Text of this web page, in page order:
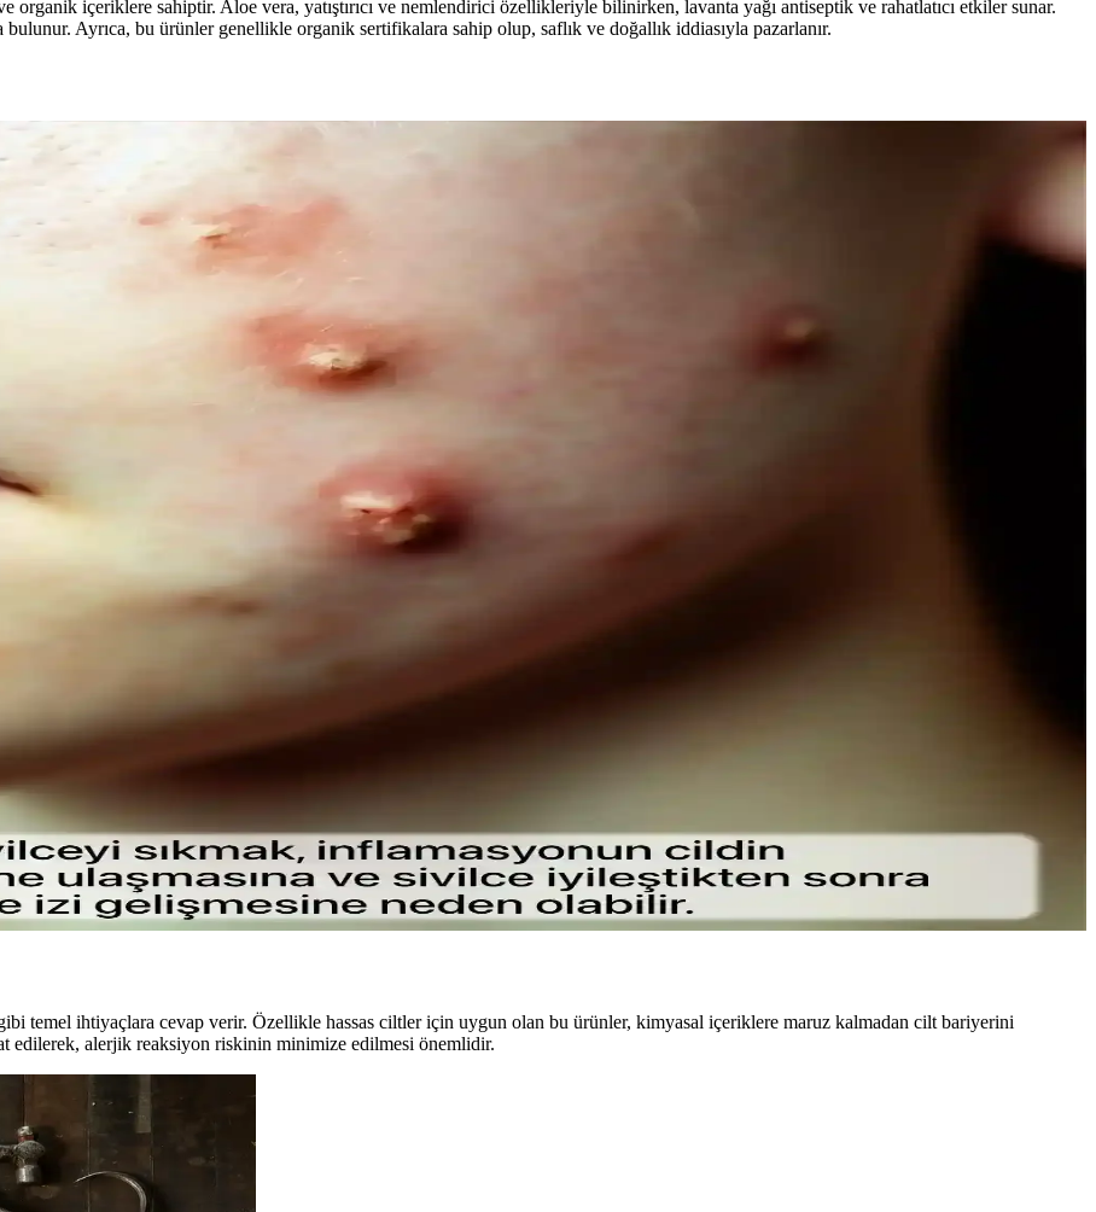
içeriklere sahiptir. Aloe vera, yatıştırıcı ve nemlendirici özellikleriyle bilinirken, lavanta yağı antiseptik ve rahatlatıcı etkiler sunar.
Ayrıca, bu ürünler genellikle organik sertifikalara sahip olup, saflık ve doğallık iddiasıyla pazarlanır.
Bir Tercih Rehberi
sunar. Bu rehberde renk özellikleri, uygulama ve bakım ipuçlarıyla saçınıza şıklık katın.
Trendler ve Doğal Bakım Yöntemleri
ve yaşam tarzı alışkanlıklarıyla sağlanıyor. Güncel trendler ve bilimsel araştırmalar, doğallığın güzellikteki önemini vurguluyor.
ve Palmolive Naturals Ürünleri
Le Petit Marseillais’in doğadan ilham alan formülleri ve Palmolive Naturals’in hafif yapısı, çeşitli boyut ve fiyat seçenekleriyle
İçeriksiz Çözüm Önerileri
çevresel sorumluluğu gözetir ve hassas göz çevresine uygun bakım sağlar.
Diş ve Diş Eti Bakımı
ve diş eti sağlığını koruyan güvenli alternatifler sunar, kimyasal içeriklere göre avantaj sağlar.
ve Kullanım İpuçları
kirpiklere hacim ve uzunluk kazandırır, doğal kıvrımı korur. İnce fırçalar ve doğru uygulama teknikleriyle gözlerinize doğal
Doğal Görünüm Sağlayan Hafif Formül
gün boyunca taze ve doğal kalmasını sağlar, ferahlatıcı etkisiyle konfor sunar.
Cilt Bakımı
ve cilt sağlığını koruma yollarını öğrenin.
temel ihtiyaçlara cevap verir. Özellikle hassas ciltler için uygun olan bu ürünler, kimyasal içeriklere maruz kalmadan cilt bariyerini
edilerek, alerjik reaksiyon riskinin minimize edilmesi önemlidir.